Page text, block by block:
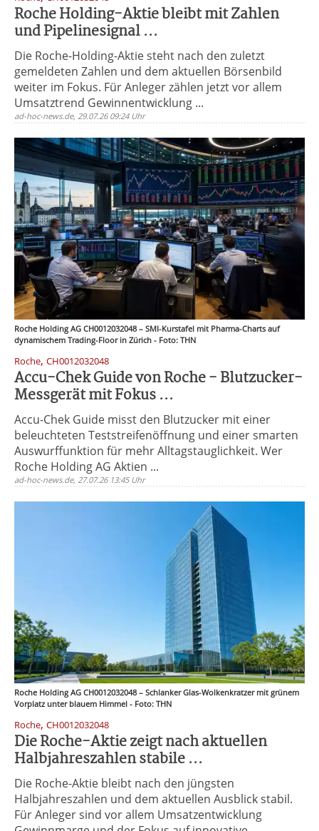
Roche Holding-Aktie bleibt mit Zahlen
und Pipelinesignal ...
Die Roche-Holding-Aktie steht nach den zuletzt
gemeldeten Zahlen und dem aktuellen Börsenbild
weiter im Fokus. Für Anleger zählen jetzt vor allem
Umsatztrend Gewinnentwicklung ...
ad-hoc-news.de, 29.07.26 09:24 Uhr
Roche Holding AG CH0012032048 – SMI-Kurstafel mit Pharma-Charts auf
dynamischem Trading-Floor in Zürich - Foto: THN
Roche, CH0012032048
Accu-Chek Guide von Roche - Blutzucker-
Messgerät mit Fokus ...
Accu-Chek Guide misst den Blutzucker mit einer
beleuchteten Teststreifenöffnung und einer smarten
Auswurffunktion für mehr Alltagstauglichkeit. Wer
Roche Holding AG Aktien ...
ad-hoc-news.de, 27.07.26 13:45 Uhr
Roche Holding AG CH0012032048 – Schlanker Glas-Wolkenkratzer mit grünem
Vorplatz unter blauem Himmel - Foto: THN
Roche, CH0012032048
Die Roche-Aktie zeigt nach aktuellen
Halbjahreszahlen stabile ...
Die Roche-Aktie bleibt nach den jüngsten
Halbjahreszahlen und dem aktuellen Ausblick stabil.
Für Anleger sind vor allem Umsatzentwicklung